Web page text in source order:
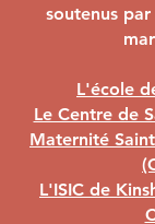
soutenus
L'école
Le Centre de
Maternité
L'ISIC de